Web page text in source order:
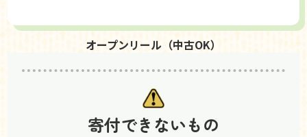
オープンリール（中古OK）
寄付できないもの